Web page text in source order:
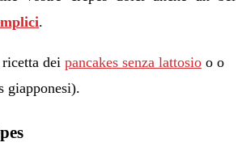
.
dei pancakes senza lattosio o o
giapponesi).